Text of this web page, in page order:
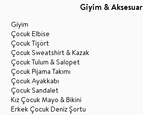
Giyim & Aksesuar
Giyim
Çocuk Elbise
Çocuk Tişört
Çocuk Sweatshirt & Kazak
Çocuk Tulum & Salopet
Çocuk Pijama Takımı
Çocuk Ayakkabı
Çocuk Sandalet
Kız Çocuk Mayo & Bikini
Erkek Çocuk Deniz Şortu